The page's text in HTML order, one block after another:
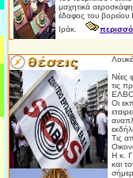
μαχητικά
έδαφος του βορείου
Ιράκ.
Νέες
τις
Οι
Τις
Η κ.
και